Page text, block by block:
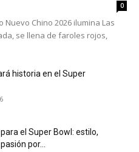
0
Nuevo Chino 2026 ilumina Las
se llena de faroles rojos,
historia en el Super
el Super Bowl: estilo,
por...